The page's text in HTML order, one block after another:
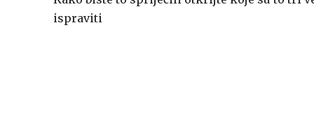
ispraviti